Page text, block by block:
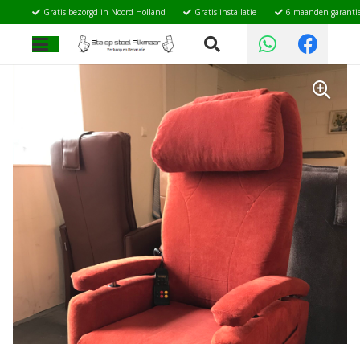
Gratis bezorgd in Noord Holland Gratis installatie 6 maanden